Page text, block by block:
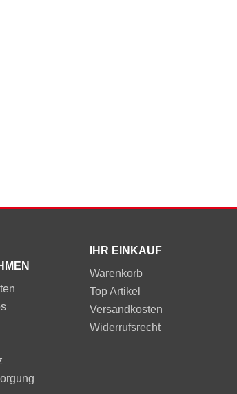
IHR EINKAUF
Warenkorb
Top Artikel
Versandkosten
Widerrufsrecht